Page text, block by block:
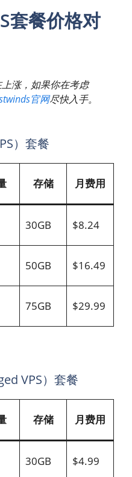
套餐价格对
涨，如果你在考虑
官网尽快入手。
）套餐
存储 月费用
30GB $8.24
50GB $16.49
75GB $29.99
VPS）套餐
存储 月费用
30GB $4.99